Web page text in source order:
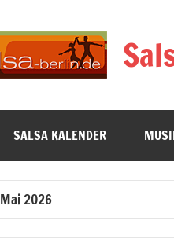
SALSA KALENDER
Mai 2026